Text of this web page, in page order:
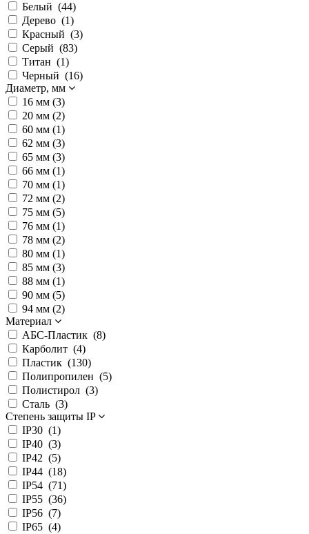
Белый (44)
Дерево (1)
Красный (3)
Серый (83)
Титан (1)
Черный (16)
Диаметр, мм
16 мм (3)
20 мм (2)
60 мм (1)
62 мм (3)
65 мм (3)
66 мм (1)
70 мм (1)
72 мм (2)
75 мм (5)
76 мм (1)
78 мм (2)
80 мм (1)
85 мм (3)
88 мм (1)
90 мм (5)
94 мм (2)
Материал
АБС-Пластик (8)
Карболит (4)
Пластик (130)
Полипропилен (5)
Полистирол (3)
Сталь (3)
Степень защиты IP
IP30 (1)
IP40 (3)
IP42 (5)
IP44 (18)
IP54 (71)
IP55 (36)
IP56 (7)
IP65 (4)